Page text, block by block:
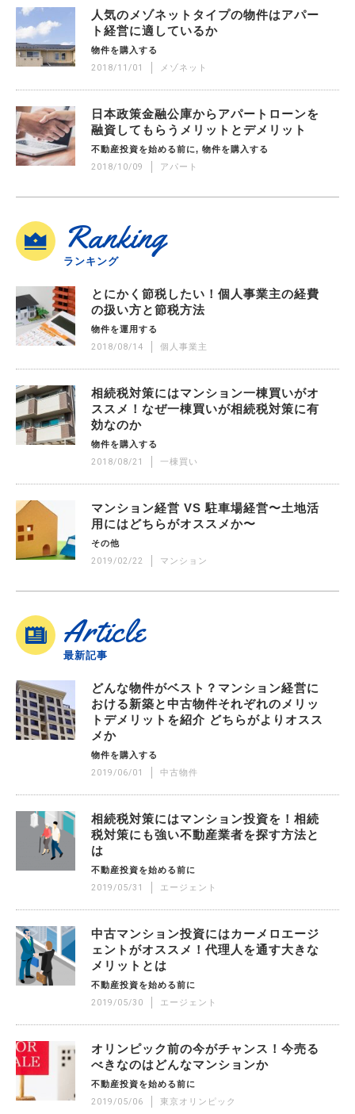
人気のメゾネットタイプの物件はアパー
ト経営に適しているか
物件を購入する
2018/11/01 メゾネット
日本政策金融公庫からアパートローンを
融資してもらうメリットとデメリット
不動産投資を始める前に 物件を購入する
2018/10/09 アパート
Ranking
ランキング
とにかく節税したい！個人事業主の経費
の扱い方と節税方法
物件を運用する
2018/08/14 個人事業主
相続税対策にはマンション一棟買いがオ
ススメ！なぜ一棟買いが相続税対策に有
効なのか
物件を購入する
2018/08/21 一棟買い
マンション経営 VS 駐車場経営〜土地活
用にはどちらがオススメか〜
その他
2019/02/22 マンション
Article
最新記事
どんな物件がベスト？マンション経営に
おける新築と中古物件それぞれのメリッ
トデメリットを紹介 どちらがよりオスス
メか
物件を購入する
2019/06/01 中古物件
相続税対策にはマンション投資を！相続
税対策にも強い不動産業者を探す方法と
は
不動産投資を始める前に
2019/05/31 エージェント
中古マンション投資にはカーメロエージ
ェントがオススメ！代理人を通す大きな
メリットとは
不動産投資を始める前に
2019/05/30 エージェント
オリンピック前の今がチャンス！今売る
べきなのはどんなマンションか
不動産投資を始める前に
2019/05/06 東京オリンピック